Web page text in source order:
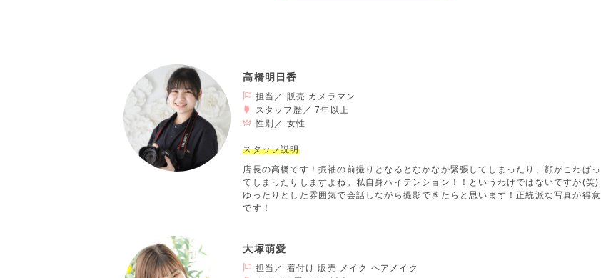
高橋明日香
担当／ 販売 カメラマン
スタッフ歴／ 7年以上
性別／ 女性
スタッフ説明
店長の高橋です！振袖の前撮りとなるとなかなか緊張してしまったり、顔がこわばっ
てしまったりしますよね。私自身ハイテンション！！というわけではないですが(笑)
ゆったりとした雰囲気で会話しながら撮影できたらと思います！正統派な写真が得意
です！
大塚萌愛
担当／ 着付け 販売 メイク ヘアメイク